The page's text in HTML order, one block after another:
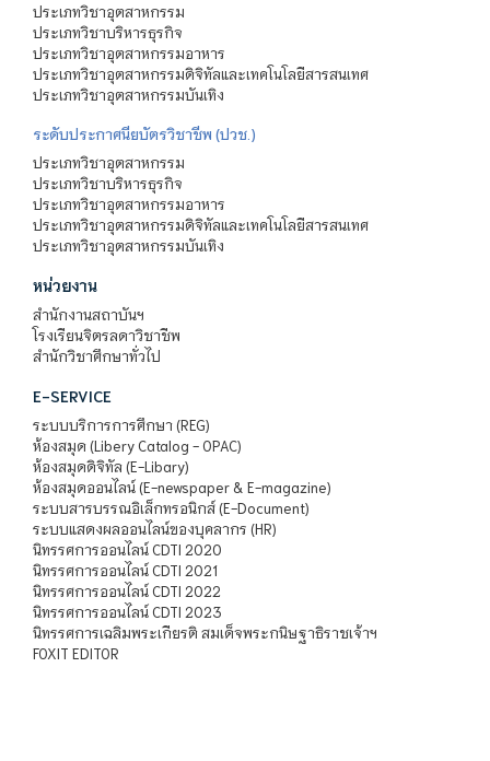
ประเภทวิชาอุตสาหกรรม
ประเภทวิชาบริหารธุรกิจ
ประเภทวิชาอุตสาหกรรมอาหาร
ประเภทวิชาอุตสาหกรรมดิจิทัลและเทคโนโลยีสารสนเทศ
ประเภทวิชาอุตสาหกรรมบันเทิง
ระดับประกาศนียบัตรวิชาชีพ (ปวช.)
ประเภทวิชาอุตสาหกรรม
ประเภทวิชาบริหารธุรกิจ
ประเภทวิชาอุตสาหกรรมอาหาร
ประเภทวิชาอุตสาหกรรมดิจิทัลและเทคโนโลยีสารสนเทศ
ประเภทวิชาอุตสาหกรรมบันเทิง
หน่วยงาน
สำนักงานสถาบันฯ
โรงเรียนจิตรลดาวิชาชีพ
สำนักวิชาศึกษาทั่วไป
E-SERVICE
ระบบบริการการศึกษา (REG)
ห้องสมุด (Libery Catalog - OPAC)
ห้องสมุดดิจิทัล (E-Libary)
ห้องสมุดออนไลน์ (E-newspaper & E-magazine)
ระบบสารบรรณอิเล็กทรอนิกส์ (E-Document)
ระบบแสดงผลออนไลน์ของบุคลากร (HR)
นิทรรศการออนไลน์ CDTI 2020
นิทรรศการออนไลน์ CDTI 2021
นิทรรศการออนไลน์ CDTI 2022
นิทรรศการออนไลน์ CDTI 2023
นิทรรศการเฉลิมพระเกียรติ สมเด็จพระกนิษฐาธิราชเจ้าฯ
FOXIT EDITOR